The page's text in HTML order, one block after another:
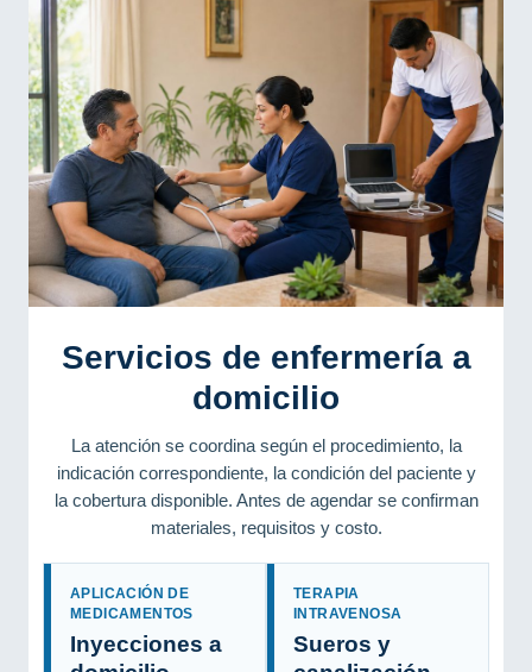
Servicios de enfermería a
domicilio
La atención se coordina según el procedimiento, la
indicación correspondiente, la condición del paciente y
la cobertura disponible. Antes de agendar se confirman
materiales, requisitos y costo.
APLICACIÓN DE
MEDICAMENTOS
Inyecciones a
TERAPIA
INTRAVENOSA
Sueros y